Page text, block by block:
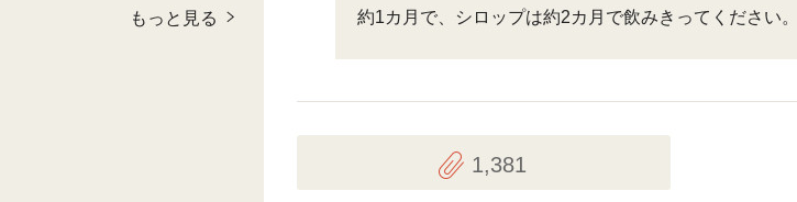
約1カ月で、シロップは約2カ月で飲みきってください。
1,381
もっと見る